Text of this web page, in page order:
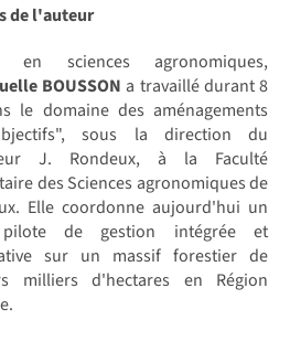
de l'auteur
en sciences agronomiques,
BOUSSON a travaillé durant 8
le domaine des aménagements
sous la direction du
J. Rondeux, à la Faculté
des Sciences agronomiques de
Elle coordonne aujourd'hui un
de gestion intégrée et
sur un massif forestier de
milliers d'hectares en Région